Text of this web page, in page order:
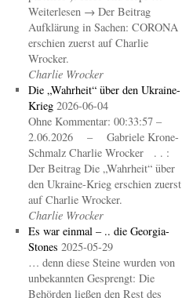
Weiterlesen → Der Beitrag
Aufklärung in Sachen: CORONA
erschien zuerst auf Charlie
Wrocker.
Charlie Wrocker
Die „Wahrheit“ über den Ukraine-
Krieg 2026-06-04
Ohne Kommentar: 00:33:57 –
2.06.2026 – Gabriele Krone-
Schmalz Charlie Wrocker . . :
Der Beitrag Die „Wahrheit“ über
den Ukraine-Krieg erschien zuerst
auf Charlie Wrocker.
Charlie Wrocker
Es war einmal – .. die Georgia-
Stones 2025-05-29
… denn diese Steine wurden von
unbekannten Gesprengt: Die
Behörden ließen den Rest des